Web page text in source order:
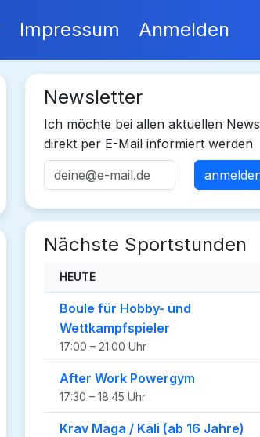
Impressum Anmelden
Newsletter
Ich möchte bei allen aktuellen News
direkt per E-Mail informiert werden
Nächste Sportstunden
HEUTE
Boule für Hobby- und
Wettkampfspieler
17:00 – 21:00 Uhr
After Work Powergym
17:30 – 18:45 Uhr
Krav Maga / Kali (ab 16 Jahre)